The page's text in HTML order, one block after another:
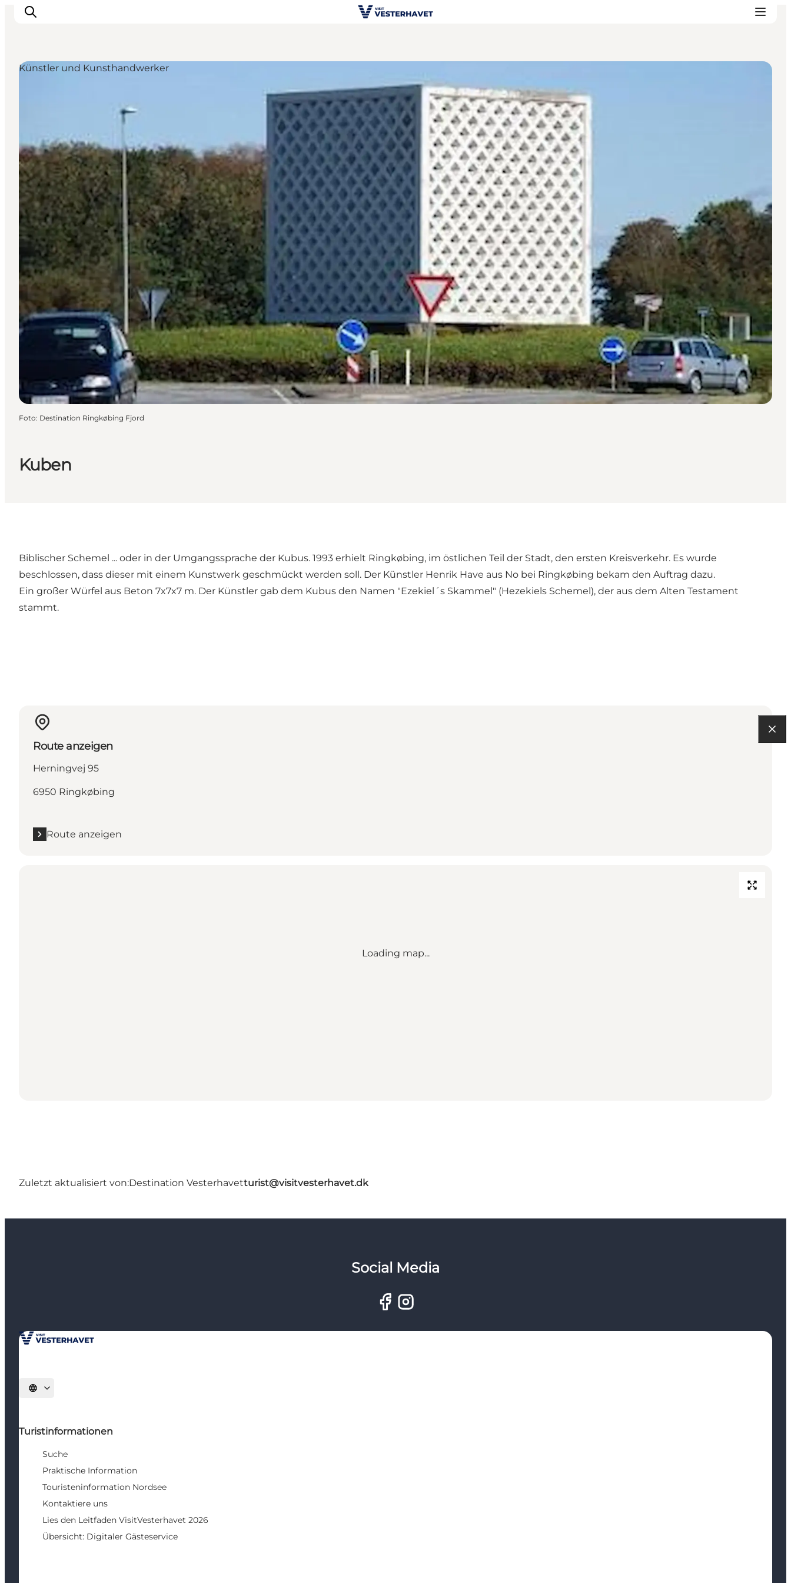
Unsere Städte
Essen & Übernachtung
Tickets kaufen
Plane deine Reise
Kuben
Künstler und Kunsthandwerker
Foto: Destination Ringkøbing Fjord
Biblischer Schemel ... oder in der Umgangssprache der Kubus. 1993 erhielt Ringkøbing, im östlichen Teil der Stadt, den ersten Kreisverkehr. Es wurde
beschlossen, dass dieser mit einem Kunstwerk geschmückt werden soll. Der Künstler Henrik Have aus No bei Ringkøbing bekam den Auftrag dazu.
Ein großer Würfel aus Beton 7x7x7 m. Der Künstler gab dem Kubus den Namen "Ezekiel´s Skammel" (Hezekiels Schemel), der aus dem Alten Testament
stammt.
Route anzeigen
Herningvej 95
6950 Ringkøbing
Route anzeigen
Loading map...
Zuletzt aktualisiert von:Destination Vesterhavetturist@visitvesterhavet.dk
Social Media
Sprache auswählen
Turistinformationen
Suche
Praktische Information
Touristeninformation Nordsee
Kontaktiere uns
Lies den Leitfaden VisitVesterhavet 2026
Übersicht: Digitaler Gästeservice